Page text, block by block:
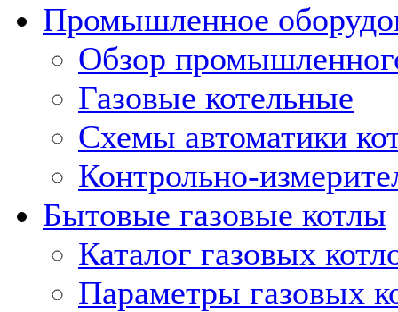
Промышленное
Обзор
Газовые котельные
Схемы автоматики
Контрольно-
Бытовые газовые котлы
Каталог газовых
Параметры газовых